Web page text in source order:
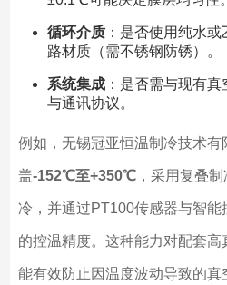
循环介质：是否使用纯水或
路材质（需不锈钢防锈）。
系统集成：是否需与现有真
与通讯协议。
例如，无锡冠亚恒温制冷技术有
盖-152℃至+350℃，采用复叠
冷，并通过PT100传感器与智能
的控温精度。这种能力对配套高
能有效防止因温度波动导致的真